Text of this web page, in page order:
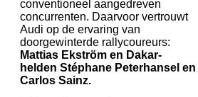
conventioneel aangedreven
concurrenten. Daarvoor vertrouwt
Audi op de ervaring van
doorgewinterde rallycoureurs:
Mattias Ekström en Dakar-
helden Stéphane Peterhansel en
Carlos Sainz.